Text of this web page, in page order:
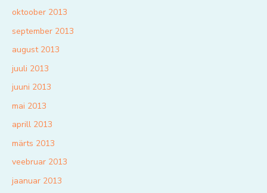
oktoober 2013
september 2013
august 2013
juuli 2013
juuni 2013
mai 2013
aprill 2013
märts 2013
veebruar 2013
jaanuar 2013